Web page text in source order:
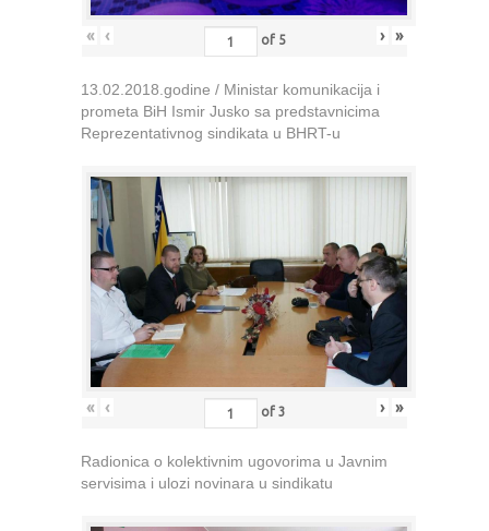
« ‹ of 5 › »
13.02.2018.godine / Ministar komunikacija i
prometa BiH Ismir Jusko sa predstavnicima
Reprezentativnog sindikata u BHRT-u
« ‹ of 3 › »
Radionica o kolektivnim ugovorima u Javnim
servisima i ulozi novinara u sindikatu